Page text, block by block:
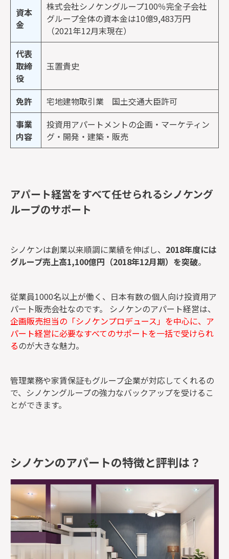
資本
金
株式会社シノケングループ100％完全子会社
グループ全体の資本金は10億9,483万円
（2021年12月末現在）
代表
取締
役
玉置貴史
免許
宅地建物取引業 国土交通大臣許可
事業
内容
投資用アパートメントの企画・マーケティン
グ・開発・建築・販売
アパート経営をすべて任せられるシノケング
ループのサポート
シノケンは創業以来順調に業績を伸ばし、 2018年度には
グループ売上高1,100億円（2018年12月期）を突破。
従業員1000名以上が働く、日本有数の個人向け投資用ア
パート販売会社なのです。 シノケンのアパート経営は、
企画販売担当の「シノケンプロデュース」を中心に、ア
パート経営に必要なすべてのサポートを一括で受けられ
るのが大きな魅力。
管理業務や家賃保証もグループ企業が対応してくれるの
で、 シノケングループの強力なバックアップを受けるこ
とができます。
シノケンのアパートの特徴と評判は？